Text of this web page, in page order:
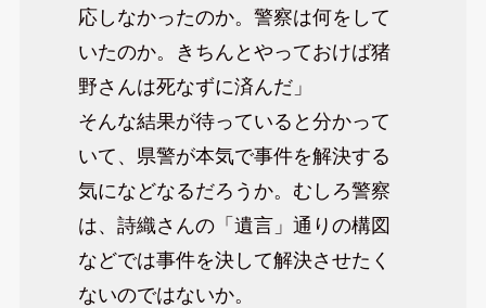
応しなかったのか。警察は何をして
いたのか。きちんとやっておけば猪
野さんは死なずに済んだ」
そんな結果が待っていると分かって
いて、県警が本気で事件を解決する
気になどなるだろうか。むしろ警察
は、詩織さんの「遺言」通りの構図
などでは事件を決して解決させたく
ないのではないか。